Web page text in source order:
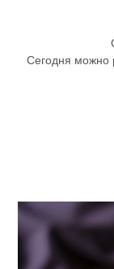
Сегодня можно